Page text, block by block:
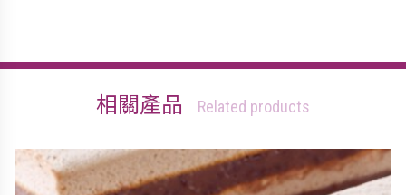
相關產品 Related products